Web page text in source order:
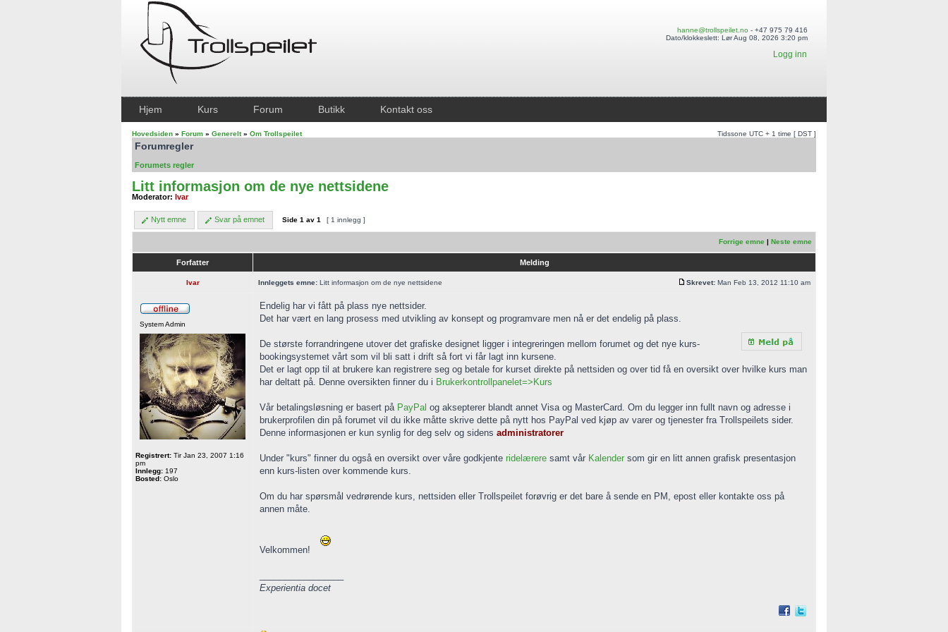
hanne@trollspeilet.no - +47 975 79 416
Dato/klokkeslett: Lør Aug 08, 2026 3:20 pm
Logg inn
Hjem Kurs Forum Butikk Kontakt oss
Hovedsiden » Forum » Generelt» Om Trollspeilet Tidssone UTC + 1 time [ DST ]
Forumregler
Forumets regler
Litt informasjon om de nye nettsidene
Moderator: Ivar
Nytt emne Svar på emnet Side 1 av 1 [ 1 innlegg ]
Forrige emne | Neste emne
Forfatter Melding
Ivar Innleggets emne: Litt informasjon om de nye nettsidene Skrevet: Man Feb 13, 2012 11:10 am
System Admin
Registrert: Tir Jan 23, 2007 1:16
pm
Innlegg: 197
Bosted: Oslo
Endelig har vi fått på plass nye nettsider.
Det har vært en lang prosess med utvikling av konsept og programvare men nå er det endelig på plass.
De største forrandringene utover det grafiske designet ligger i integreringen mellom forumet og det nye kurs-
bookingsystemet vårt som vil bli satt i drift så fort vi får lagt inn kursene.
Det er lagt opp til at brukere kan registrere seg og betale for kurset direkte på nettsiden og over tid få en oversikt over hvilke kurs man
har deltatt på. Denne oversikten finner du i Brukerkontrollpanelet=>Kurs
Vår betalingsløsning er basert på PayPal og aksepterer blandt annet Visa og MasterCard. Om du legger inn fullt navn og adresse i
brukerprofilen din på forumet vil du ikke måtte skrive dette på nytt hos PayPal ved kjøp av varer og tjenester fra Trollspeilets sider.
Denne informasjonen er kun synlig for deg selv og sidens administratorer
Under "kurs" finner du også en oversikt over våre godkjente ridelærere samt vår Kalender som gir en litt annen grafisk presentasjon
enn kurs-listen over kommende kurs.
Om du har spørsmål vedrørende kurs, nettsiden eller Trollspeilet forøvrig er det bare å sende en PM, epost eller kontakte oss på
annen måte.
Velkommen!
Experientia docet